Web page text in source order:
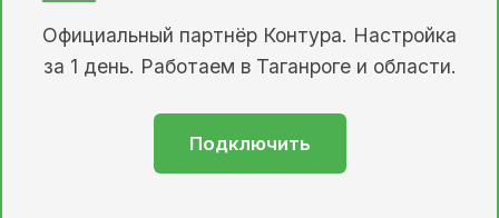
Официальный партнёр Контура. Настройка
за 1 день. Работаем в Таганроге и области.
Подключить